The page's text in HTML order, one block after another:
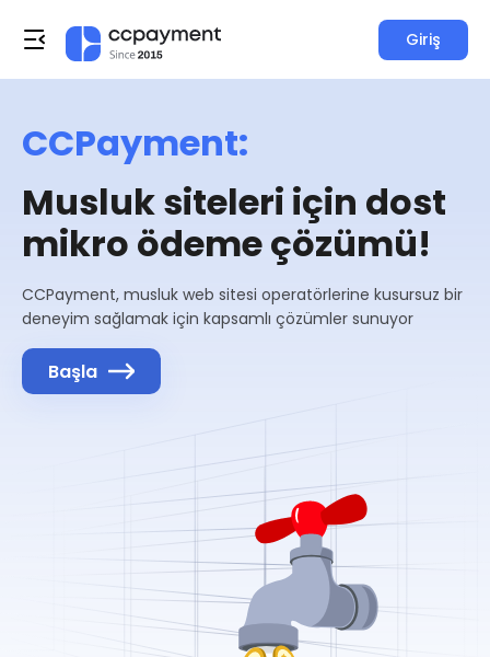
Giriş
CCPayment:
Musluk siteleri için dost
mikro ödeme çözümü!
CCPayment, musluk web sitesi operatörlerine kusursuz bir
deneyim sağlamak için kapsamlı çözümler sunuyor
Başla